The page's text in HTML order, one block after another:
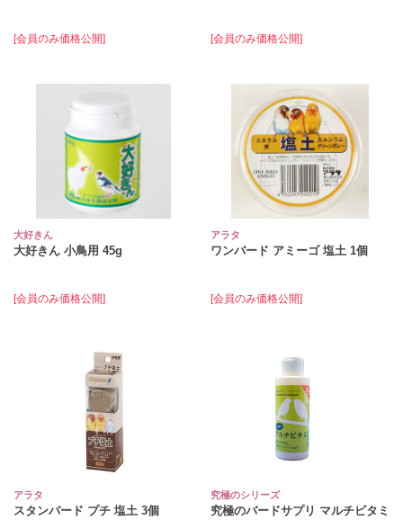
[会員のみ価格公開] [会員のみ価格公開]
大好きん
大好きん 小鳥用 45g
[会員のみ価格公開]
アラタ
ワンバード アミーゴ 塩土 1個
[会員のみ価格公開]
アラタ
スタンバード プチ 塩土 3個
究極のシリーズ
究極のバードサプリ マルチビタミ